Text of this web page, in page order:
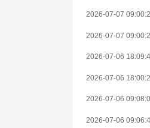
2026-07-07
2026-07-07
2026-07-06
2026-07-06
2026-07-06
2026-07-06